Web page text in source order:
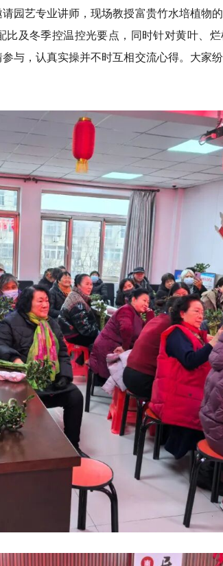
园艺专业讲师，现场教授富贵竹水培植物
及冬季控温控光要点，同时针对黄叶、
与，认真实操并不时互相交流心得。大家